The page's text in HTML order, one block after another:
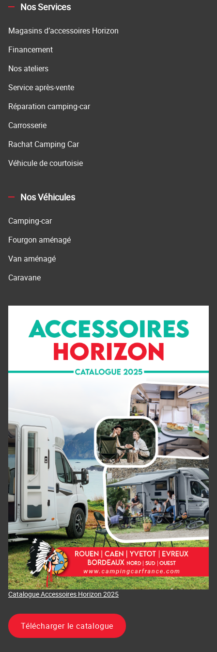
Nos Services
Magasins d’accessoires Horizon
Financement
Nos ateliers
Service après-vente
Réparation camping-car
Carrosserie
Rachat Camping Car
Véhicule de courtoisie
Nos Véhicules
Camping-car
Fourgon aménagé
Van aménagé
Caravane
Catalogue Accessoires Horizon 2025
Télécharger le catalogue